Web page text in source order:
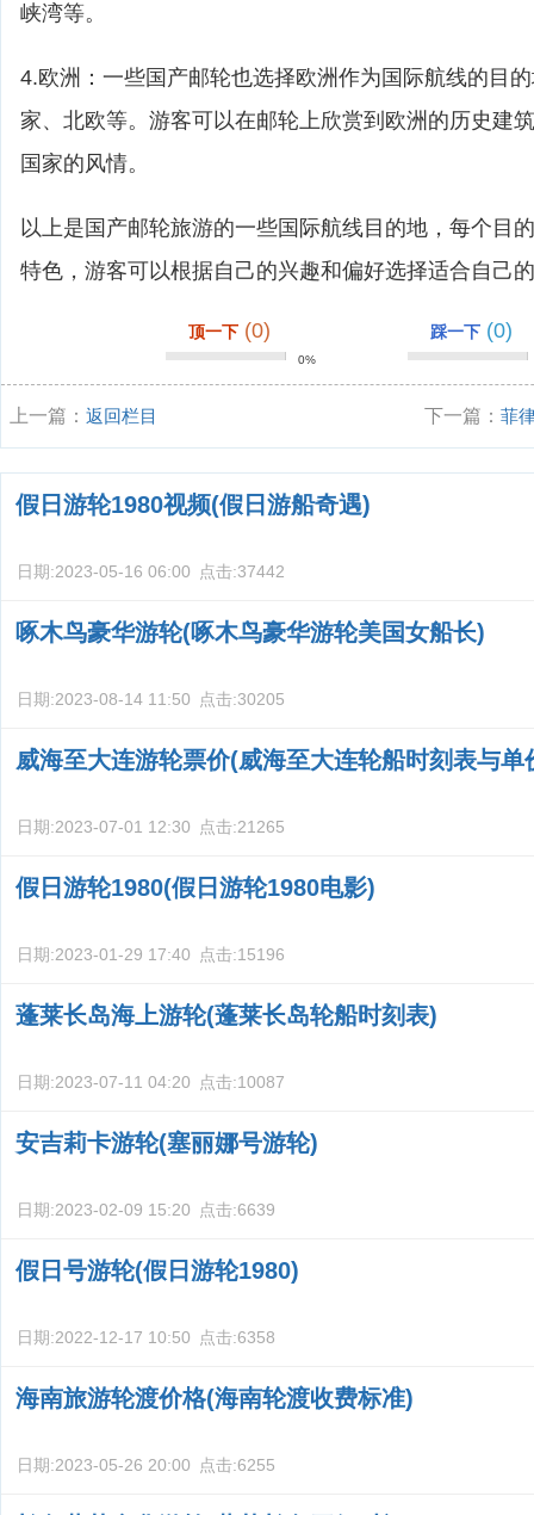
峡湾等。
4.欧洲：一些国产邮轮也选择欧洲作为国际航线的目
家、北欧等。游客可以在邮轮上欣赏到欧洲的历史建
国家的风情。
以上是国产邮轮旅游的一些国际航线目的地，每个目
特色，游客可以根据自己的兴趣和偏好选择适合自己
顶一下 (0)
0%
踩一下 (0)
上一篇： 返回栏目 下一篇：菲
用？
假日游轮1980视频(假日游船奇遇)
日期:2023-05-16 06:00 点击:37442
啄木鸟豪华游轮(啄木鸟豪华游轮美国女船长)
日期:2023-08-14 11:50 点击:30205
威海至大连游轮票价(威海至大连轮船时刻表与单
日期:2023-07-01 12:30 点击:21265
假日游轮1980(假日游轮1980电影)
日期:2023-01-29 17:40 点击:15196
蓬莱长岛海上游轮(蓬莱长岛轮船时刻表)
日期:2023-07-11 04:20 点击:10087
安吉莉卡游轮(塞丽娜号游轮)
日期:2023-02-09 15:20 点击:6639
假日号游轮(假日游轮1980)
日期:2022-12-17 10:50 点击:6358
海南旅游轮渡价格(海南轮渡收费标准)
日期:2023-05-26 20:00 点击:6255